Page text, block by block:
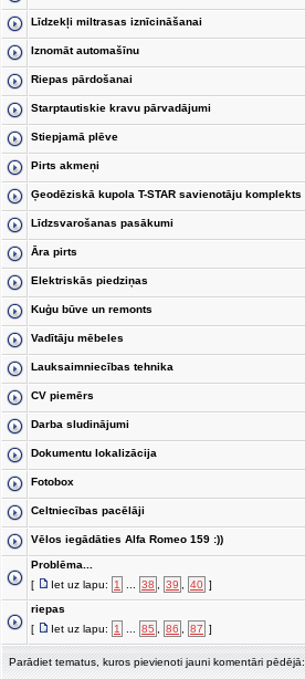
Līdzekļi miltrasas iznīcināšanai
Iznomāt automašīnu
Riepas pārdošanai
Starptautiskie kravu pārvadājumi
Stiepjamā plēve
Pirts akmeņi
Ģeodēziskā kupola T-STAR savienotāju komplekts
Līdzsvarošanas pasākumi
Āra pirts
Elektriskās piedziņas
Kuģu būve un remonts
Vadītāju mēbeles
Lauksaimniecības tehnika
CV piemērs
Darba sludinājumi
Dokumentu lokalizācija
Fotobox
Celtniecības pacēlāji
Vēlos iegādāties Alfa Romeo 159 :))
Problēma...
[
Iet uz lapu: 1 38 39 40 ]
riepas
[
Iet uz lapu: 1 85 86 87 ]
Parādiet tematus, kuros pievienoti jauni komentāri pēdējā: